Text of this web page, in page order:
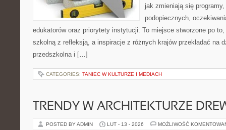
jak zmieniają się
podopiecznych,
edukatorów oraz priorytety instytucji. To miejsce stworzone po
szkolną z refleksją, a inspiracje z różnych krajów przekładać na
przedszkolna i […]
CATEGORIES: TANIEC W KULTURZE I MEDIACH
TRENDY W ARCHITEKTURZE
POSTED BY ADMIN LUT - 13 - 2026 MOŻLIWOŚĆ